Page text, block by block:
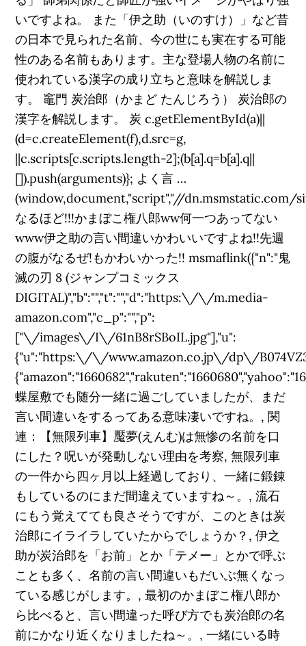
いですよね。 また「伊之助（いのすけ）」など昔
の日本で見られた名前、今の世にも実在する可能
性のある名前もあります。主な登場人物の名前に
使われている漢字の成り立ちと意味を解説しま
す。 竈門 炭治郎（かまど たんじろう） 炭治郎の
漢字を解説します。 炭 c.getElementById(a)||
(d=c.createElement(f),d.src=g,
||c.scripts[c.scripts.length-2];(b[a].q=b[a].q||
[]).push(arguments)}; よく言 …
(window,document,"script","//dn.msmstatic.com/
なるほど!!!かまぼこ権八郎ww何一つあってない
www伊之助の言い間違いかわいいですよね!!先週
の腹がなるぜ!もかわいかった!! msmaflink({"n":"鬼
滅の刃 8 (ジャンプコミックス
DIGITAL)","b":"","t":"","d":"https:\/\/m.media-
amazon.com","c_p":"","p":
["\/images\/I\/61nB8rSBoIL.jpg"],"u":
{"u":"https:\/\/www.amazon.co.jp\/dp\/
蝶屋敷でも随分一緒に過ごしていましたが、まだ
言い間違いをするってある意味凄いですね。, 関
連：【無限列車】魘夢(えんむ)は無惨の名前を口
にした？呪いが発動しない理由を考察, 無限列車
の一件から四ヶ月以上経過しており、一緒に鍛錬
もしているのにまだ間違えていますね～。, 流石
にもう覚えてても良さそうですが、このときは炭
治郎にイライラしていたからでしょうか？, 伊之
助が炭治郎を「お前」とか「テメー」とかで呼ぶ
ことも多く、名前の言い間違いもだいぶ無くなっ
ている感じがします。, 最初のかまぼこ権八郎か
ら比べると、言い間違った呼び方でも炭治郎の名
前にかなり近くなりましたね～。, 一緒にいる時